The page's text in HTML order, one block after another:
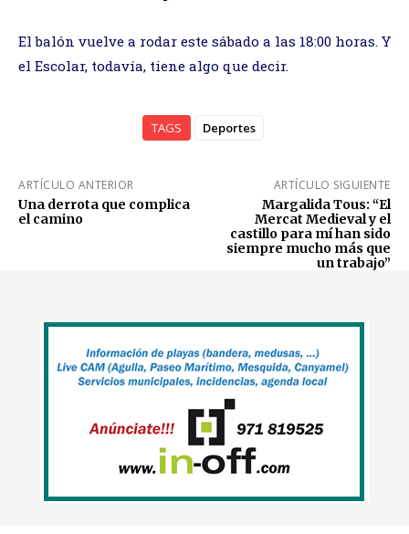
El balón vuelve a rodar este sábado a las 18:00 horas. Y
el Escolar, todavía, tiene algo que decir.
TAGS Deportes
ARTÍCULO ANTERIOR
Una derrota que complica
el camino
ARTÍCULO SIGUIENTE
Margalida Tous: “El
Mercat Medieval y el
castillo para mí han sido
siempre mucho más que
un trabajo”